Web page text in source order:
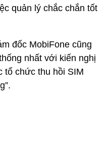
quản lý chắc chắn tốt
đốc MobiFone cũng
nhất với kiến nghị
tổ chức thu hồi SIM